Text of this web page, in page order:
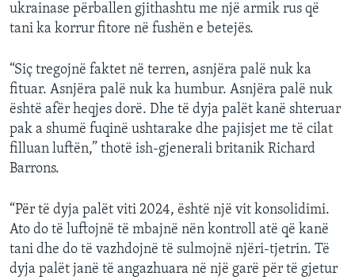
ukrainase përballen gjithashtu me një armik rus që
tani ka korrur fitore në fushën e betejës.
“Siç tregojnë faktet në terren, asnjëra palë nuk ka
fituar. Asnjëra palë nuk ka humbur. Asnjëra palë nuk
është afër heqjes dorë. Dhe të dyja palët kanë shteruar
pak a shumë fuqinë ushtarake dhe pajisjet me të cilat
filluan luftën,” thotë ish-gjenerali britanik Richard
Barrons.
“Për të dyja palët viti 2024, është një vit konsolidimi.
Ato do të luftojnë të mbajnë nën kontroll atë që kanë
tani dhe do të vazhdojnë të sulmojnë njëri-tjetrin. Të
dyja palët janë të angazhuara në një garë për të gjetur